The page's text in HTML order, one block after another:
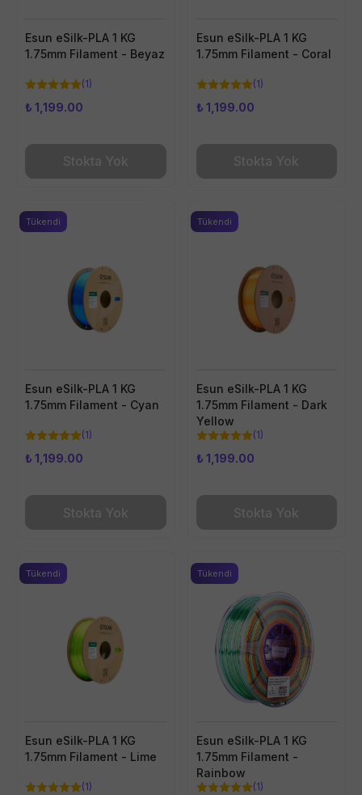
Esun eSilk-PLA 1 KG
1.75mm Filament - Beyaz
(1)
₺ 1,199.00
Stokta Yok
Esun eSilk-PLA 1 KG
1.75mm Filament - Coral
(1)
₺ 1,199.00
Stokta Yok
Esun eSilk-PLA 1 KG
1.75mm Filament - Cyan
(1)
Tükendi
₺ 1,199.00
Stokta Yok
Esun eSilk-PLA 1 KG
1.75mm Filament - Dark
Yellow
(1)
Tükendi
₺ 1,199.00
Stokta Yok
Esun eSilk-PLA 1 KG
1.75mm Filament - Lime
(1)
Tükendi
Esun eSilk-PLA 1 KG
1.75mm Filament -
Rainbow
(1)
Tükendi